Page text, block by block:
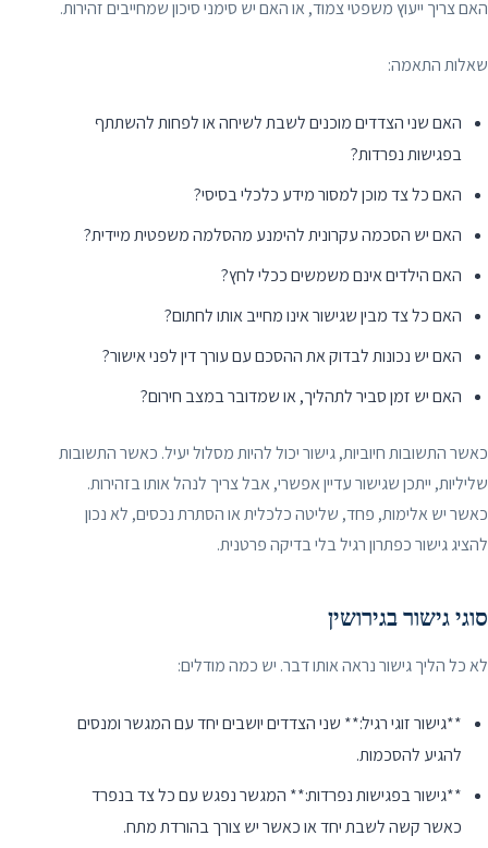
האם צריך ייעוץ משפטי צמוד, או האם יש סימני סיכון שמחייבים זהירות.
שאלות התאמה:
האם שני הצדדים מוכנים לשבת לשיחה או לפחות להשתתף
בפגישות נפרדות?
האם כל צד מוכן למסור מידע כלכלי בסיסי?
האם יש הסכמה עקרונית להימנע מהסלמה משפטית מיידית?
האם הילדים אינם משמשים ככלי לחץ?
האם כל צד מבין שגישור אינו מחייב אותו לחתום?
האם יש נכונות לבדוק את ההסכם עם עורך דין לפני אישור?
האם יש זמן סביר לתהליך, או שמדובר במצב חירום?
כאשר התשובות חיוביות, גישור יכול להיות מסלול יעיל. כאשר התשובות
שליליות, ייתכן שגישור עדיין אפשרי, אבל צריך לנהל אותו בזהירות.
כאשר יש אלימות, פחד, שליטה כלכלית או הסתרת נכסים, לא נכון
להציג גישור כפתרון רגיל בלי בדיקה פרטנית.
סוגי גישור בגירושין
לא כל הליך גישור נראה אותו דבר. יש כמה מודלים:
**גישור זוגי רגיל:** שני הצדדים יושבים יחד עם המגשר ומנסים
להגיע להסכמות.
**גישור בפגישות נפרדות:** המגשר נפגש עם כל צד בנפרד
כאשר קשה לשבת יחד או כאשר יש צורך בהורדת מתח.